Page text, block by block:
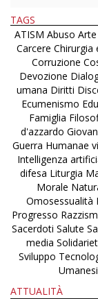
TAGS
ATISM Abuso Arte
Carcere Chirurgia
Corruzione
Devozione
umana Diritti
Ecumenismo
Famiglia
d'azzardo
Guerra Humanae
Intelligenza
difesa Liturgia
Morale
Omosessualità
Progresso
Sacerdoti Salute
media
Sviluppo
ATTUALITÀ